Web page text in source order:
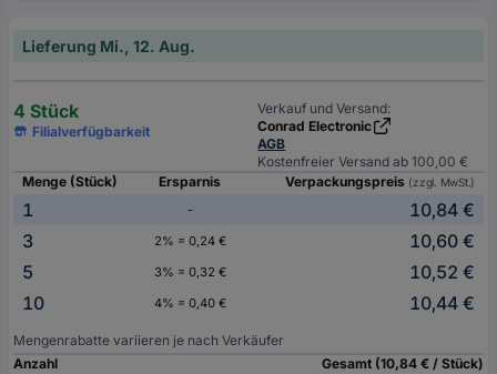
Lieferung Mi., 12. Aug.
4 Stück
Filialverfügbarkeit
Verkauf und Versand:
Conrad Electronic
AGB
Kostenfreier Versand ab 100,00 €
Menge (Stück)
Ersparnis Verpackungspreis (zzgl. MwSt.)
1 -
10,84 €
3
2% = 0,24 €
10,60 €
5
3% = 0,32 €
10,52 €
10
4% = 0,40 € 10,44 €
Mengenrabatte variieren je nach Verkäufer
Anzahl
Gesamt (10,84 € / Stück)